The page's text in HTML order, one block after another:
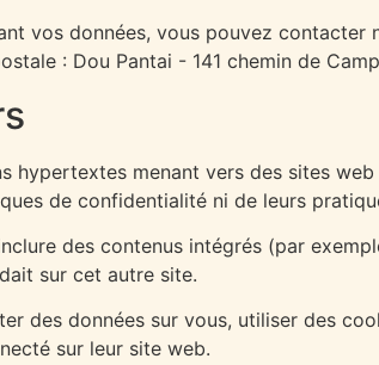
vos données, vous pouvez
: Dou Pantai - 141 chemin de
hypertextes menant vers des sites
de confidentialité ni de leurs
des contenus intégrés (par
sur cet autre site.
des données sur vous, utiliser des
sur leur site web.